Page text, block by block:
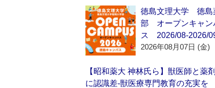
徳島文理大学 徳島
部 オープンキャン
ス 2026/08-2026/
2026年08月07日 (金)
【昭和薬大 神林氏ら】獣医師と薬
に認識差‐獣医療専門教育の充実を